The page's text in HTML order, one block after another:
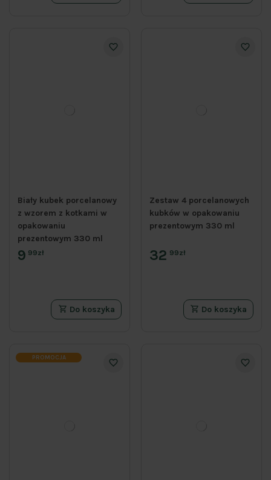
Biały kubek porcelanowy
z wzorem z kotkami w
opakowaniu
prezentowym 330 ml
9 99zł
Do koszyka
Zestaw 4 porcelanowych
kubków w opakowaniu
prezentowym 330 ml
32 99zł
Do koszyka
PROMOCJA